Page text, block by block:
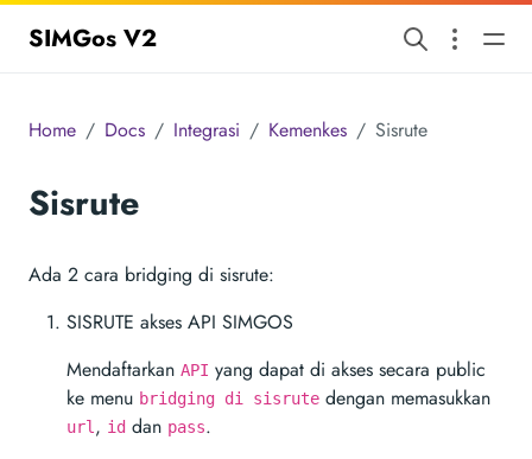
SIMGos V2
Home Docs Integrasi Kemenkes Sisrute
Sisrute
Ada 2 cara bridging di sisrute:
SISRUTE akses API SIMGOS
Mendaftarkan API yang dapat di akses secara public
ke menu bridging di sisrute dengan memasukkan
url, id dan pass.